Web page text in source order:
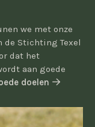
we met onze
de Stichting Texel
dat het
aan goede
doelen